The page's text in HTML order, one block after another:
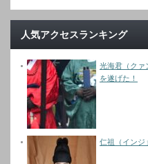
人気アクセスランキング
光海君（クァ
を遂げた！
仁祖（インジ